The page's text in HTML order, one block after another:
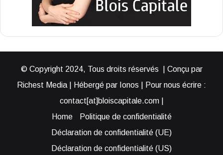
© Copyright 2024, Tous droits réservés | Conçu par
Richest Media | Hébergé par Ionos | Pour nous écrire :
contact[at]bloiscapitale.com |
Home
Politique de confidentialité
Déclaration de confidentialité (UE)
Déclaration de confidentialité (US)